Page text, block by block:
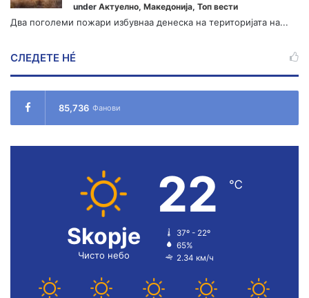
under Актуелно, Македонија, Топ вести
Два поголеми пожари избувнаа денеска на територијата на...
СЛЕДЕТЕ НÉ
85,736 Фанови
Skopje
Чисто небо
22 ℃
37º - 22º
65%
2.34 км/ч